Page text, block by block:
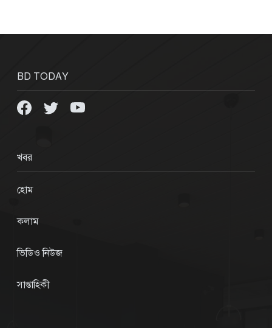
BD TODAY
খবর
হোম
কলাম
ভিডিও নিউজ
সাপ্তাহিকী